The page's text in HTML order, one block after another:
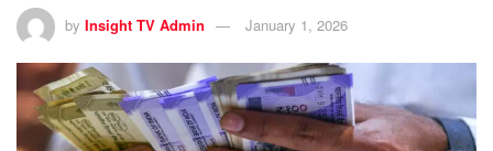
by Insight TV Admin January 1, 2026